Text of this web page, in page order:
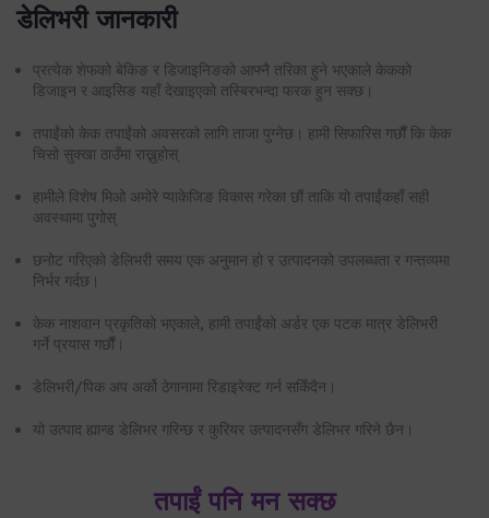
डेलिभरी जानकारी
प्रत्येक शेफको बेकिङ र डिजाइनिङको आफ्नै तरिका हुने भएकाले केकको
डिजाइन र आइसिङ यहाँ देखाइएको तस्बिरभन्दा फरक हुन सक्छ।
तपाईंको केक तपाईंको अवसरको लागि ताजा पुग्नेछ। हामी सिफारिस गर्छौं कि केक
चिसो सुक्खा ठाउँमा राख्नुहोस्
हामीले विशेष मिओ अमोरे प्याकेजिङ विकास गरेका छौं ताकि यो तपाईंकहाँ सही
अवस्थामा पुगोस्
छनोट गरिएको डेलिभरी समय एक अनुमान हो र उत्पादनको उपलब्धता र गन्तव्यमा
निर्भर गर्दछ।
केक नाशवान प्रकृतिको भएकाले, हामी तपाईंको अर्डर एक पटक मात्र डेलिभरी
गर्ने प्रयास गर्छौं।
डेलिभरी/पिक अप अर्को ठेगानामा रिडाइरेक्ट गर्न सकिँदैन।
यो उत्पाद ह्यान्ड डेलिभर गरिन्छ र कुरियर उत्पादनसँग डेलिभर गरिने छैन।
तपाईं पनि मन सक्छ